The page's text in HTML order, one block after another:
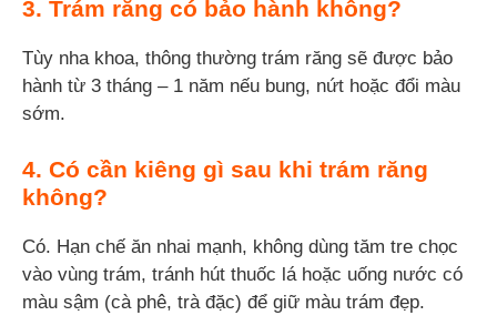
3. Trám răng có bảo hành không?
Tùy nha khoa, thông thường trám răng sẽ được bảo
hành từ 3 tháng – 1 năm nếu bung, nứt hoặc đổi màu
sớm.
4. Có cần kiêng gì sau khi trám răng
không?
Có. Hạn chế ăn nhai mạnh, không dùng tăm tre chọc
vào vùng trám, tránh hút thuốc lá hoặc uống nước có
màu sậm (cà phê, trà đặc) để giữ màu trám đẹp.